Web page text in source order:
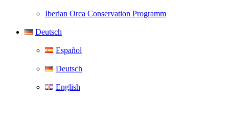
Iberian Orca Conservation Programm
Deutsch
Español
Deutsch
English